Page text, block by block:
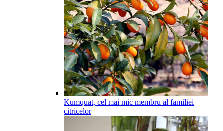
Kumquat, cel mai mic membru al familiei
citricelor